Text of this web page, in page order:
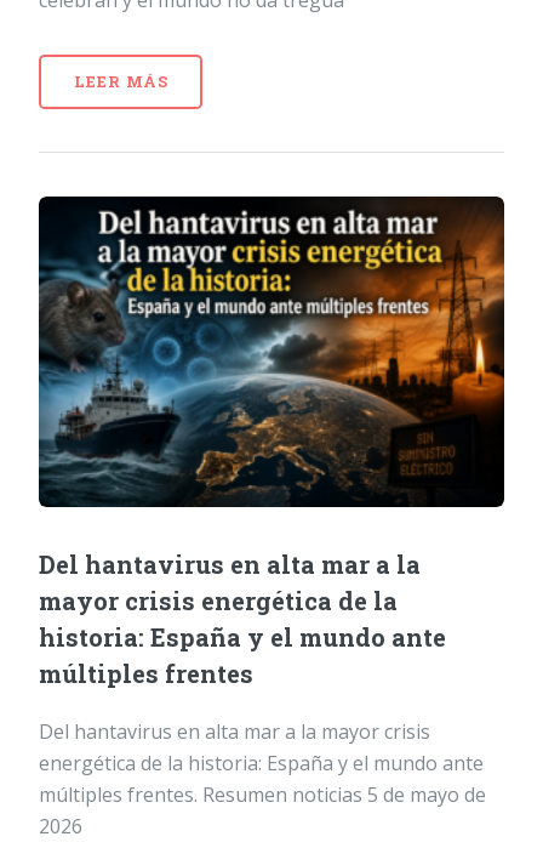
LEER MÁS
Del hantavirus en alta mar a la
mayor crisis energética de la
historia: España y el mundo ante
múltiples frentes
Del hantavirus en alta mar a la mayor crisis
energética de la historia: España y el mundo ante
múltiples frentes. Resumen noticias 5 de mayo de
2026